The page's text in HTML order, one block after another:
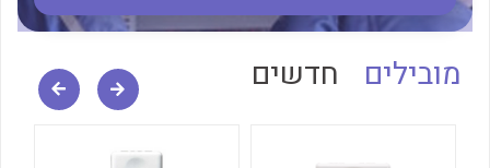
מובילים חדשים